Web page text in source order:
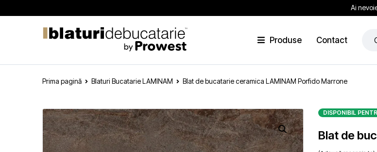
Ai
Produse Contact
Prima pagină Blaturi Bucatarie LAMINAM Blat de bucatarie ceramica LAMINAM Porfido Marrone
DISPONIBIL
Blat de